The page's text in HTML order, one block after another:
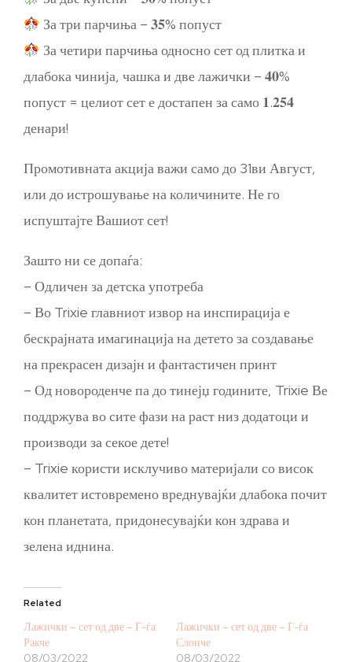
За три парчиња – 𝟑𝟓% попуст
За четири парчиња односно сет од плитка и
длабока чинија, чашка и две лажички – 𝟒𝟎%
попуст = целиот сет е достапен за само 𝟏.𝟐𝟓𝟒
денари!
Промотивната акција важи само до 31ви Август,
или до истрошување на количините. Не го
испуштајте Вашиот сет!
Зашто ни се допаѓа:
– Одличен за детска употреба
– Во Trixie главниот извор на инспирација е
бескрајната имагинација на детето за создавање
на прекрасен дизајн и фантастичен принт
– Од новороденче па до тинејџ годините, Trixie Ве
поддржува во сите фази на раст низ додатоци и
производи за секое дете!
– Trixie користи исклучиво материјали со висок
квалитет истовремено вреднувајќи длабока почит
кон планетата, придонесувајќи кон здрава и
зелена иднина.
Related
Лажички – сет од две – Г-ѓа
Ракче
08/03/2022
Лажички – сет од две – Г-ѓа
Слонче
08/03/2022